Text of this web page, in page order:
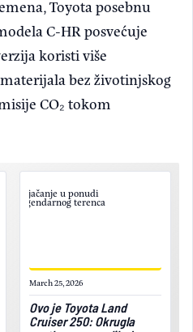
Toyota posebnu
C-HR posvećuje
koristi više
bez životinjskog
CO₂ tokom
March 25, 2026
Ovo je Toyota Land
Cruiser 250: Okrugla